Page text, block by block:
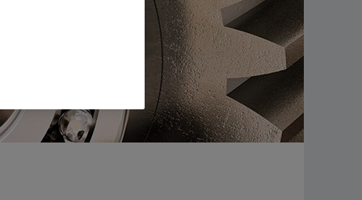
Program dodavatelů společnosti Schaeffler
Supplier information management Objednat